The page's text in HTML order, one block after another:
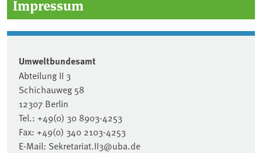
Impressum
Umweltbundesamt
Abteilung II 3
Schichauweg 58
12307 Berlin
Tel.: +49(0) 30 8903-4253
Fax: +49(0) 340 2103-4253
E-Mail: Sekretariat.II3@uba.de